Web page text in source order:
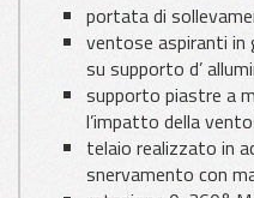
portata di
ventose aspiranti
su supporto d’
supporto piastre a
l’impatto della
telaio realizzato in
snervamento con